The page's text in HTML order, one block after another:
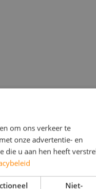
onze huurvloot vindt u
die tot wel 10.000
om ons verkeer te
onze advertentie- en
die u aan hen heeft
Niet-